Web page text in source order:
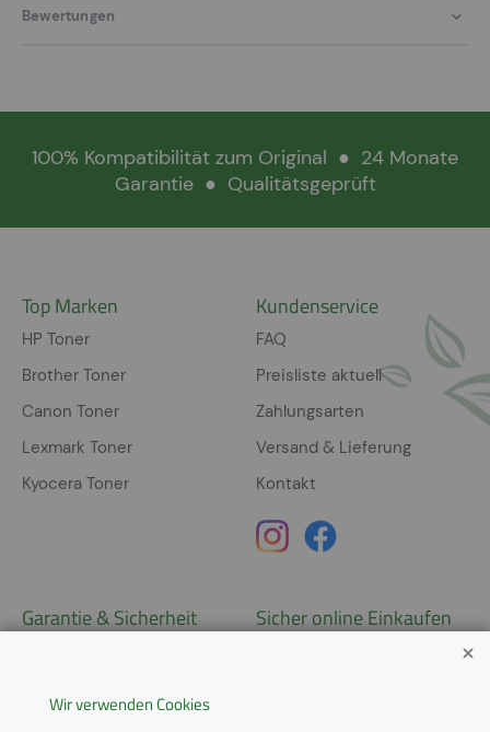
Bewertungen
100% Kompatibilität zum Original ● 24 Monate
Garantie ● Qualitätsgeprüft
Top Marken
HP Toner
Brother Toner
Canon Toner
Lexmark Toner
Kyocera Toner
Kundenservice
FAQ
Preisliste aktuell
Zahlungsarten
Versand & Lieferung
Kontakt
Garantie & Sicherheit Sicher online Einkaufen
Wir verwenden Cookies